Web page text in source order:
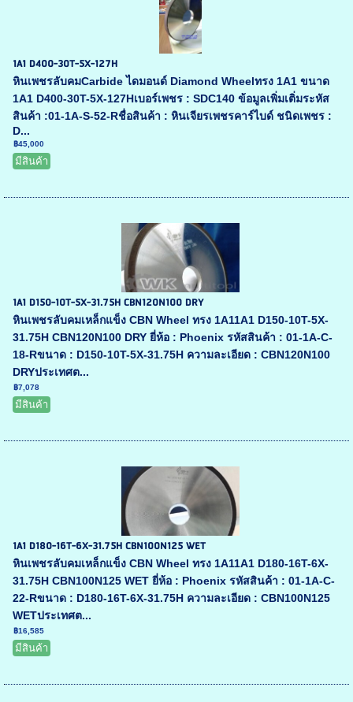
1A1 D400-30T-5X-127H
หินเพชรลับคมCarbide ไดมอนด์ Diamond Wheelทรง 1A1 ขนาด
1A1 D400-30T-5X-127Hเบอร์เพชร : SDC140 ข้อมูลเพิ่มเติ่มระหัส
สินค้า :01-1A-S-52-Rชื่อสินค้า : หินเจียรเพชรคาร์ไบด์ ชนิดเพชร :
D...
฿45,000
มีสินค้า
1A1 D150-10T-5X-31.75H CBN120N100 DRY
หินเพชรลับคมเหล็กแข็ง CBN Wheel ทรง 1A11A1 D150-10T-5X-
31.75H CBN120N100 DRY ยี่ห้อ : Phoenix รหัสสินค้า : 01-1A-C-
18-Rขนาด : D150-10T-5X-31.75H ความละเอียด : CBN120N100
DRYประเทศต...
฿7,078
มีสินค้า
1A1 D180-16T-6X-31.75H CBN100N125 WET
หินเพชรลับคมเหล็กแข็ง CBN Wheel ทรง 1A11A1 D180-16T-6X-
31.75H CBN100N125 WET ยี่ห้อ : Phoenix รหัสสินค้า : 01-1A-C-
22-Rขนาด : D180-16T-6X-31.75H ความละเอียด : CBN100N125
WETประเทศต...
฿16,585
มีสินค้า